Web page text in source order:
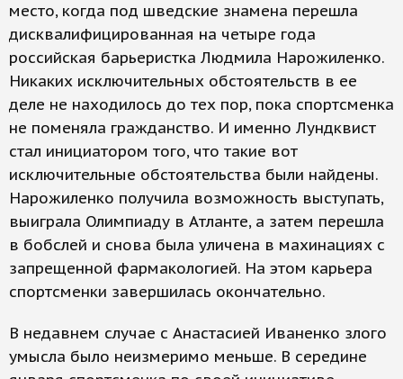
место, когда под шведские знамена перешла
дисквалифицированная на четыре года
российская барьеристка Людмила Нарожиленко.
Никаких исключительных обстоятельств в ее
деле не находилось до тех пор, пока спортсменка
не поменяла гражданство. И именно Лундквист
стал инициатором того, что такие вот
исключительные обстоятельства были найдены.
Нарожиленко получила возможность выступать,
выиграла Олимпиаду в Атланте, а затем перешла
в бобслей и снова была уличена в махинациях с
запрещенной фармакологией. На этом карьера
спортсменки завершилась окончательно.
В недавнем случае с Анастасией Иваненко злого
умысла было неизмеримо меньше. В середине